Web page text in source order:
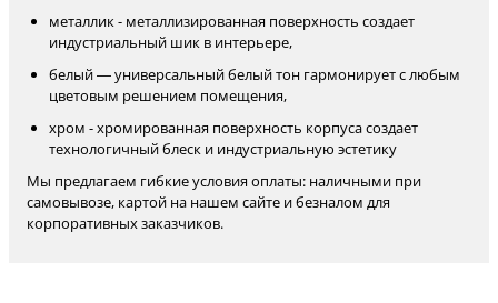
металлик - металлизированная поверхность создает
индустриальный шик в интерьере,
белый — универсальный белый тон гармонирует с любым
цветовым решением помещения,
хром - хромированная поверхность корпуса создает
технологичный блеск и индустриальную эстетику
Мы предлагаем гибкие условия оплаты: наличными при
самовывозе, картой на нашем сайте и безналом для
корпоративных заказчиков.